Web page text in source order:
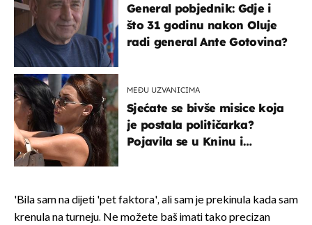
General pobjednik: Gdje i
što 31 godinu nakon Oluje
radi general Ante Gotovina?
MEĐU UZVANICIMA
Sjećate se bivše misice koja
je postala političarka?
Pojavila se u Kninu i
'Bila sam na dijeti 'pet faktora', ali sam je prekinula kada sam
krenula na turneju. Ne možete baš imati tako precizan